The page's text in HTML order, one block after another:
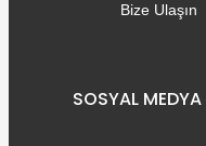
Bize Ulaşın
SOSYAL MEDYA